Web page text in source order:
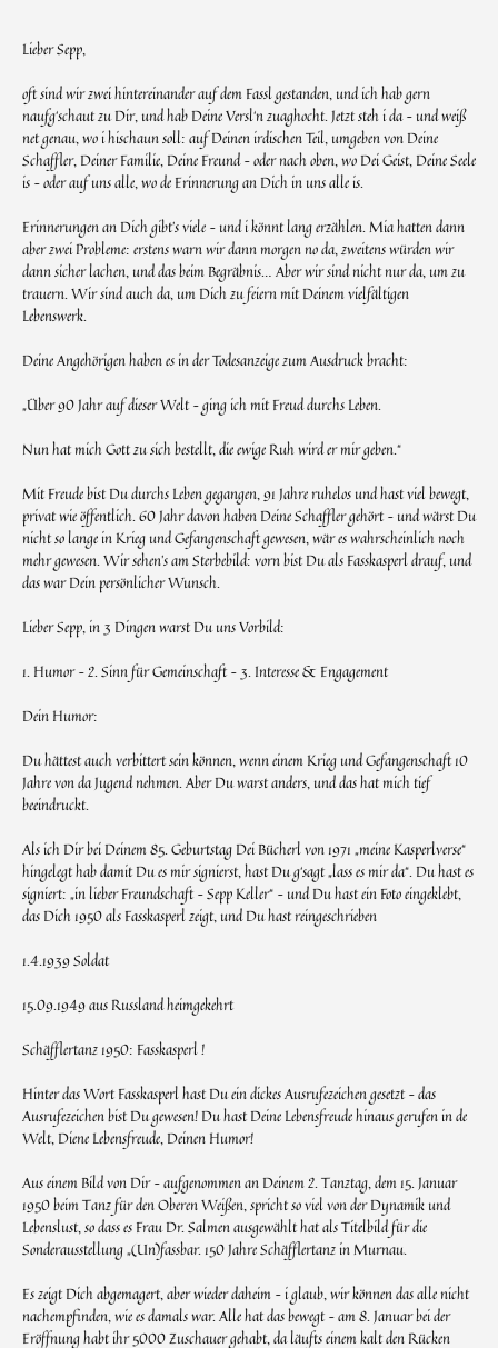
Lieber Sepp,
oft sind wir zwei hintereinander auf dem Fassl gestanden, und ich hab gern
naufg‘schaut zu Dir, und hab Deine Versl‘n zuaghocht. Jetzt steh i da – und weiß
net genau, wo i hischaun soll: auf Deinen irdischen Teil, umgeben von Deine
Schaffler, Deiner Familie, Deine Freund – oder nach oben, wo Dei Geist, Deine Seele
is – oder auf uns alle, wo de Erinnerung an Dich in uns alle is.
Erinnerungen an Dich gibt’s viele – und i könnt lang erzählen. Mia hatten dann
aber zwei Probleme: erstens warn wir dann morgen no da, zweitens würden wir
dann sicher lachen, und das beim Begräbnis… Aber wir sind nicht nur da, um zu
trauern. Wir sind auch da, um Dich zu feiern mit Deinem vielfältigen
Lebenswerk.
Deine Angehörigen haben es in der Todesanzeige zum Ausdruck bracht:
„Über 90 Jahr auf dieser Welt – ging ich mit Freud durchs Leben.
Nun hat mich Gott zu sich bestellt, die ewige Ruh wird er mir geben.“
Mit Freude bist Du durchs Leben gegangen, 91 Jahre ruhelos und hast viel bewegt,
privat wie öffentlich. 60 Jahr davon haben Deine Schaffler gehört – und wärst Du
nicht so lange in Krieg und Gefangenschaft gewesen, wär es wahrscheinlich noch
mehr gewesen. Wir sehen’s am Sterbebild: vorn bist Du als Fasskasperl drauf, und
das war Dein persönlicher Wunsch.
Lieber Sepp, in 3 Dingen warst Du uns Vorbild:
1. Humor – 2. Sinn für Gemeinschaft – 3. Interesse & Engagement
Dein Humor:
Du hättest auch verbittert sein können, wenn einem Krieg und Gefangenschaft 10
Jahre von da Jugend nehmen. Aber Du warst anders, und das hat mich tief
beeindruckt.
Als ich Dir bei Deinem 85. Geburtstag Dei Bücherl von 1971 „meine Kasperlverse“
hingelegt hab damit Du es mir signierst, hast Du g‘sagt „lass es mir da“. Du hast es
signiert: „in lieber Freundschaft – Sepp Keller“ – und Du hast ein Foto eingeklebt,
das Dich 1950 als Fasskasperl zeigt, und Du hast reingeschrieben
1.4.1939 Soldat
15.09.1949 aus Russland heimgekehrt
Schäfflertanz 1950: Fasskasperl !
Hinter das Wort Fasskasperl hast Du ein dickes Ausrufezeichen gesetzt – das
Ausrufezeichen bist Du gewesen! Du hast Deine Lebensfreude hinaus gerufen in de
Welt, Diene Lebensfreude, Deinen Humor!
Aus einem Bild von Dir – aufgenommen an Deinem 2. Tanztag, dem 15. Januar
1950 beim Tanz für den Oberen Weißen, spricht so viel von der Dynamik und
Lebenslust, so dass es Frau Dr. Salmen ausgewählt hat als Titelbild für die
Sonderausstellung „(Un)fassbar. 150 Jahre Schäfflertanz in Murnau.
Es zeigt Dich abgemagert, aber wieder daheim – i glaub, wir können das alle nicht
nachempfinden, wie es damals war. Alle hat das bewegt – am 8. Januar bei der
Eröffnung habt ihr 5000 Zuschauer gehabt, da läufts einem kalt den Rücken